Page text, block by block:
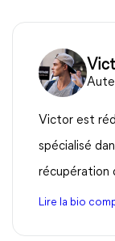
Victor est
spécialisé
récupération
Lire la bio